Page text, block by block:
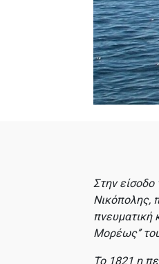
Στην είσοδο
Νικόπολης,
πνευματική
Μορέως’’
Το 1821 η